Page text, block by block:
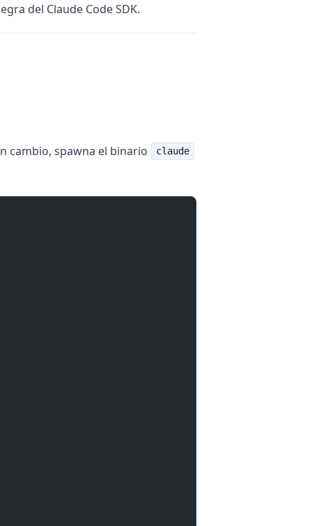
del Claude Code SDK.
cambio, spawna el binario claude